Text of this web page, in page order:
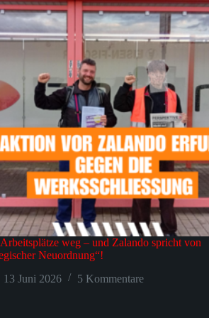
weg – und Zalando spricht von
Neuordnung“!
13 Juni 2026
5 Kommentare